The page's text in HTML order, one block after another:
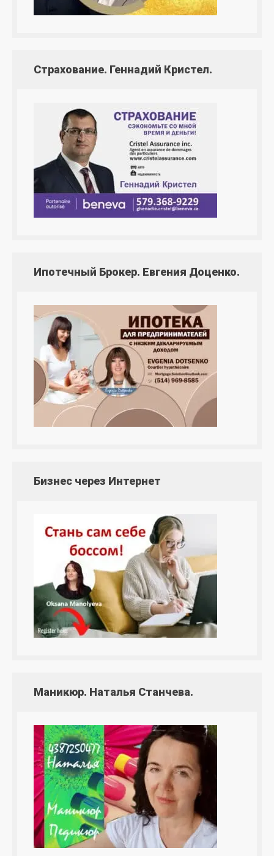
Страхование. Геннадий Кристел.
Ипотечный Брокер. Евгения Доценко.
Бизнес через Интернет
Маникюр. Наталья Станчева.